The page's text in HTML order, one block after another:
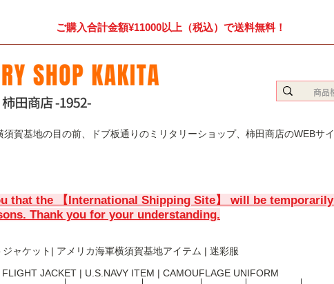
ご購入合計金額¥11000以上（税込）で送料無料！
賀基地の目の前、ドブ板通りのミリタリーショップ、柿田商店のWEBサイ
that the 【International Shipping Site】 will be
Thank you for your understanding.
ジャケット| アメリカ海軍横須賀基地アイテム | 迷彩服
JACKET | U.S.NAVY ITEM | CAMOUFLAGE UNIFORM